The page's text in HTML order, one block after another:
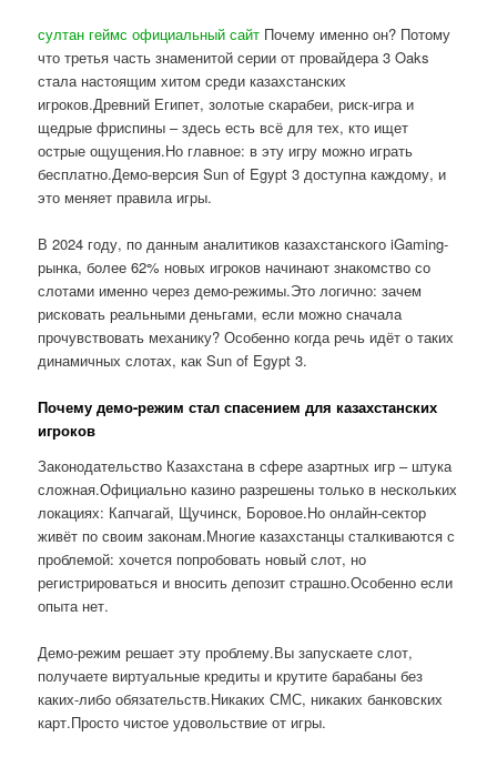
султан геймс официальный сайт Почему именно он? Потому
что третья часть знаменитой серии от провайдера 3 Oaks
стала настоящим хитом среди казахстанских
игроков.Древний Египет, золотые скарабеи, риск-игра и
щедрые фриспины – здесь есть всё для тех, кто ищет
острые ощущения.Но главное: в эту игру можно играть
бесплатно.Демо-версия Sun of Egypt 3 доступна каждому, и
это меняет правила игры.
В 2024 году, по данным аналитиков казахстанского iGaming-
рынка, более 62% новых игроков начинают знакомство со
слотами именно через демо-режимы.Это логично: зачем
рисковать реальными деньгами, если можно сначала
прочувствовать механику? Особенно когда речь идёт о таких
динамичных слотах, как Sun of Egypt 3.
Почему демо-режим стал спасением для казахстанских
игроков
Законодательство Казахстана в сфере азартных игр – штука
сложная.Официально казино разрешены только в нескольких
локациях: Капчагай, Щучинск, Боровое.Но онлайн-сектор
живёт по своим законам.Многие казахстанцы сталкиваются с
проблемой: хочется попробовать новый слот, но
регистрироваться и вносить депозит страшно.Особенно если
опыта нет.
Демо-режим решает эту проблему.Вы запускаете слот,
получаете виртуальные кредиты и крутите барабаны без
каких-либо обязательств.Никаких СМС, никаких банковских
карт.Просто чистое удовольствие от игры.